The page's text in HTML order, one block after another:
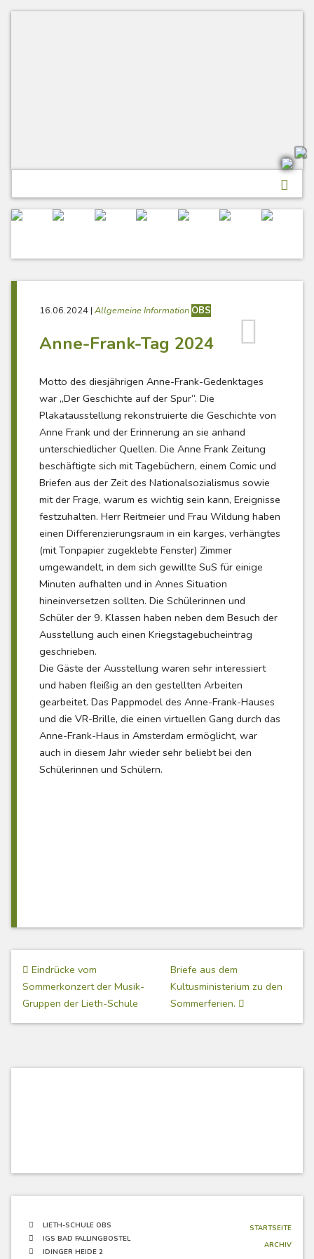
16.06.2024| Allgemeine Information OBS
Anne-Frank-Tag 2024
Motto des diesjährigen Anne-Frank-Gedenktages
war „Der Geschichte auf der Spur“. Die
Plakatausstellung rekonstruierte die Geschichte von
Anne Frank und der Erinnerung an sie anhand
unterschiedlicher Quellen. Die Anne Frank Zeitung
beschäftigte sich mit Tagebüchern, einem Comic und
Briefen aus der Zeit des Nationalsozialismus sowie
mit der Frage, warum es wichtig sein kann, Ereignisse
festzuhalten. Herr Reitmeier und Frau Wildung haben
einen Differenzierungsraum in ein karges, verhängtes
(mit Tonpapier zugeklebte Fenster) Zimmer
umgewandelt, in dem sich gewillte SuS für einige
Minuten aufhalten und in Annes Situation
hineinversetzen sollten. Die Schülerinnen und
Schüler der 9. Klassen haben neben dem Besuch der
Ausstellung auch einen Kriegstagebucheintrag
geschrieben.
Die Gäste der Ausstellung waren sehr interessiert
und haben fleißig an den gestellten Arbeiten
gearbeitet. Das Pappmodel des Anne-Frank-Hauses
und die VR-Brille, die einen virtuellen Gang durch das
Anne-Frank-Haus in Amsterdam ermöglicht, war
auch in diesem Jahr wieder sehr beliebt bei den
Schülerinnen und Schülern.
Beitragsnavigation
Eindrücke vom
Sommerkonzert der Musik-
Gruppen der Lieth-Schule
Briefe aus dem
Kultusministerium zu den
Sommerferien.
LIETH-SCHULE OBS
IGS BAD FALLINGBOSTEL
IDINGER HEIDE 2
STARTSEITE
ARCHIV